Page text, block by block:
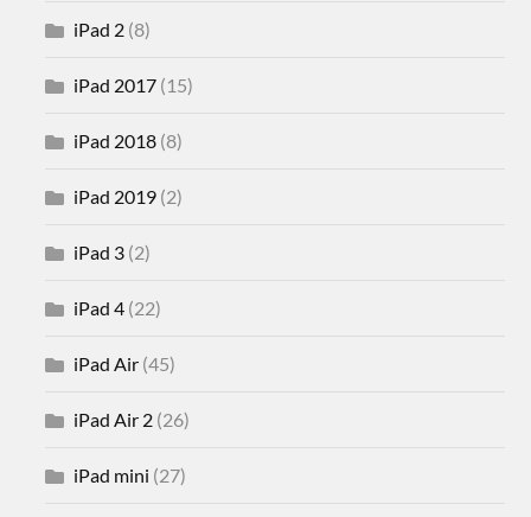
iPad 2 (8)
iPad 2017 (15)
iPad 2018 (8)
iPad 2019 (2)
iPad 3 (2)
iPad 4 (22)
iPad Air (45)
iPad Air 2 (26)
iPad mini (27)